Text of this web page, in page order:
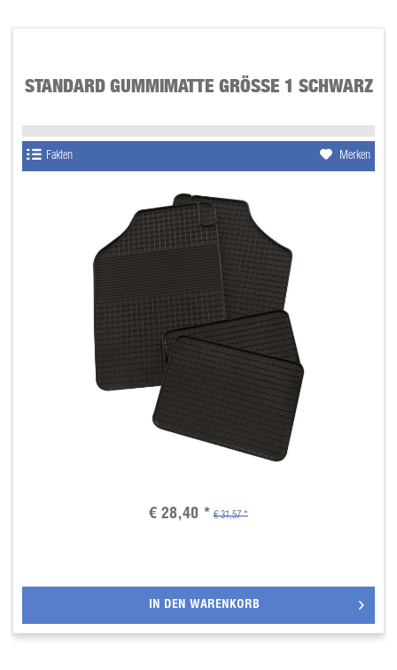
STANDARD GUMMIMATTE GRÖSSE 1 SCHWARZ
€ 28,40 * € 31,57 *
IN DEN WARENKORB
Fakten Merken